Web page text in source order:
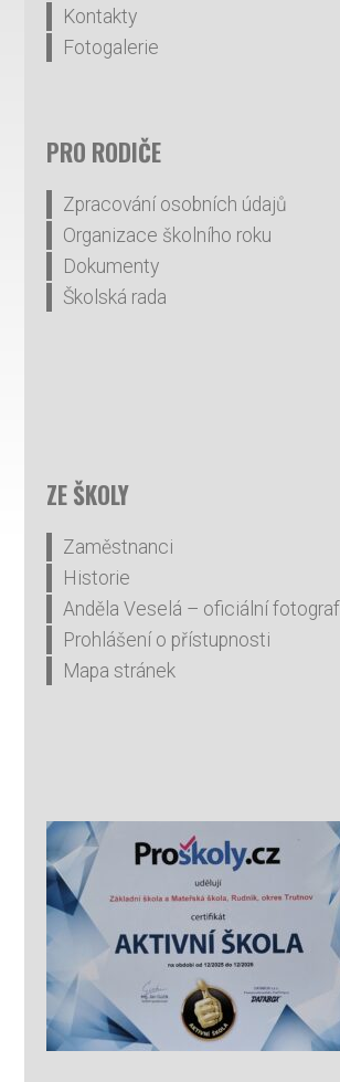
Kontakty
Fotogalerie
PRO RODIČE
Zpracování osobních údajů
Organizace školního roku
Dokumenty
Školská rada
ZE ŠKOLY
Zaměstnanci
Historie
Anděla Veselá – oficiální fotograf
Prohlášení o přístupnosti
Mapa stránek